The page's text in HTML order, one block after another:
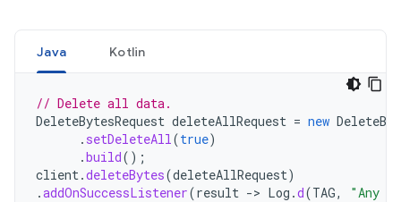
Java Kotlin
// Delete all data.
DeleteBytesRequest deleteAllRequest = new
. setDeleteAll(true)
.build();
client.deleteBytes(deleteAllRequest)
.addOnSuccessListener(result -> Log .d(TAG, "Any